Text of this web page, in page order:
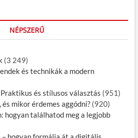
NÉPSZERŰ
(3 249)
és technikák a modern
és stílusos választás (951)
mikor érdemes aggódni? (920)
hogyan találhatod meg a legjobb